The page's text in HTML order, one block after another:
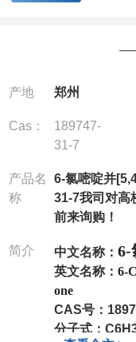
产地 郑州
Cas：
189747-
31-7
产品名
称
6-氯嘧啶并
31-7我司对高
前来询购！
简介 中文名称： 6-
英文名称： 6-
one
CAS号：
分子式：